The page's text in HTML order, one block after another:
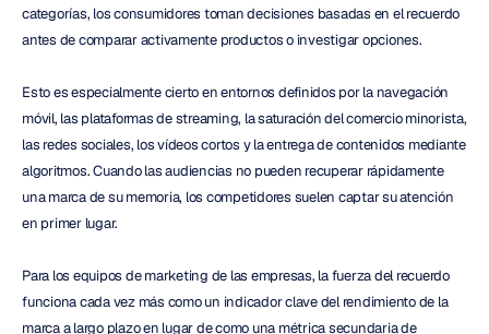
categorías, los consumidores toman decisiones basadas en el recuerdo
antes de comparar activamente productos o investigar opciones.
Esto es especialmente cierto en entornos definidos por la navegación
móvil, las plataformas de streaming, la saturación del comercio minorista,
las redes sociales, los vídeos cortos y la entrega de contenidos mediante
algoritmos. Cuando las audiencias no pueden recuperar rápidamente
una marca de su memoria, los competidores suelen captar su atención
en primer lugar.
Para los equipos de marketing de las empresas, la fuerza del recuerdo
funciona cada vez más como un indicador clave del rendimiento de la
marca a largo plazo en lugar de como una métrica secundaria de